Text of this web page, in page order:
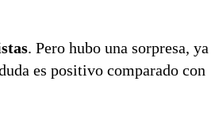
. Pero hubo una sorpresa, ya
es positivo comparado con